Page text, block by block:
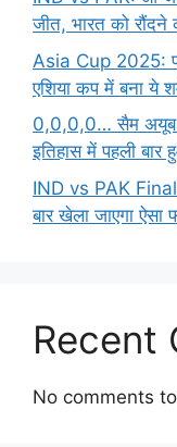
जीत, भारत को
Asia Cup 2025:
एशिया कप में बना ये
0,0,0,0… सैम अयूब
इतिहास में पहली बार
IND vs PAK Final:
बार खेला जाएगा ऐसा
Recent
No comments